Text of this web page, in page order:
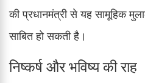
की प्रधानमंत्री से यह सामूहिक
साबित हो सकती है।
निष्कर्ष और भविष्य की राह